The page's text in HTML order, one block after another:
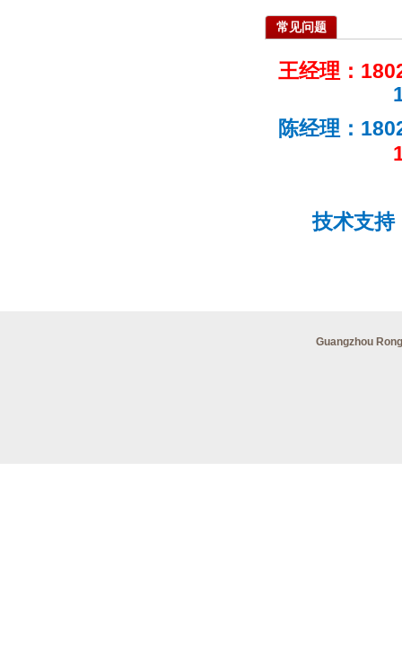
常见问题
王经理：
陈经理：
技术支
Guangzhou